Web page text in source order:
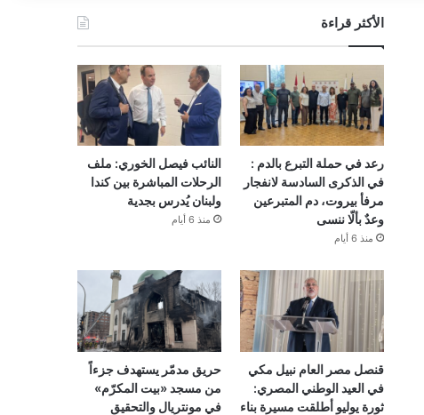
الأكثر قراءة
رعد في حملة التبرع بالدم :
في الذكرى السادسة لانفجار
مرفأ بيروت، دم المتبرعين
وعدٌ بألّا ننسى
منذ 6 أيام
النائب فيصل الخوري: ملف
الرحلات المباشرة بين كندا
ولبنان يُدرس بجدية
منذ 6 أيام
قنصل مصر العام نبيل مكي
في العيد الوطني المصري:
ثورة يوليو أطلقت مسيرة بناء
حريق مدمّر يستهدف جزءاً
من مسجد «بيت المكرّم»
في مونتريال والتحقيق